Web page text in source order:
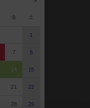
金 土
1
7 8
14 15
21 22
28 29